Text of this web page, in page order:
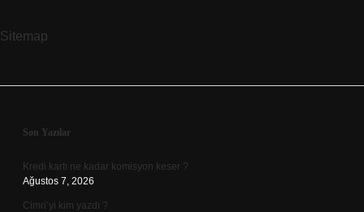
Sitemap
Sidebar
Son Yazılar
Kredi kartı ne kadar komisyon keser ?
Ağustos 7, 2026
Cimri’yi kim yazdı ?